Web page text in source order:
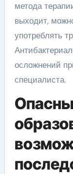
метода
выходит,
употреблять
осложнений
специалиста.